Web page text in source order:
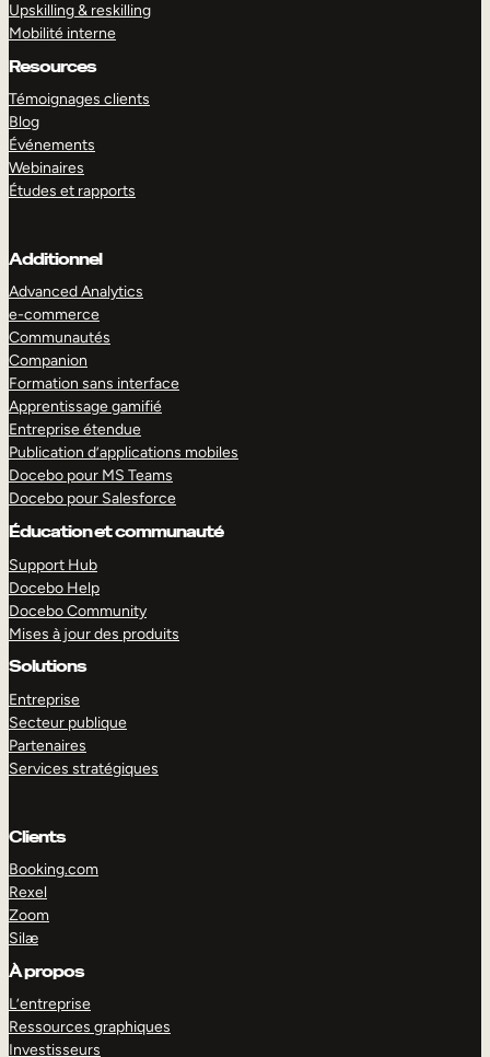
Upskilling & reskilling
Mobilité interne
Resources
Témoignages clients
Blog
Événements
Webinaires
Études et rapports
Additionnel
Advanced Analytics
e-commerce
Communautés
Companion
Formation sans interface
Apprentissage gamifié
Entreprise étendue
Publication d’applications mobiles
Docebo pour MS Teams
Docebo pour Salesforce
Éducation et communauté
Support Hub
Docebo Help
Docebo Community
Mises à jour des produits
Solutions
Entreprise
Secteur publique
Partenaires
Services stratégiques
Clients
Booking.com
Rexel
Zoom
Silæ
À propos
L’entreprise
Ressources graphiques
Investisseurs